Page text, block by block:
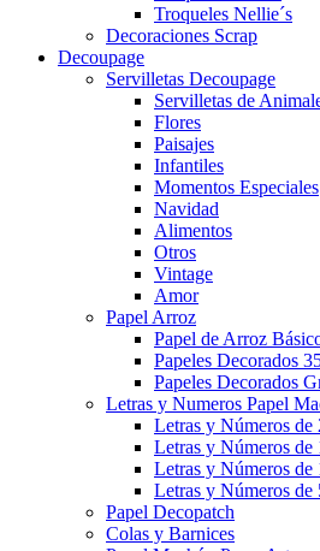
Troqueles Nellie´s
Decoraciones Scrap
Decoupage
Servilletas Decoupage
Servilletas de
Flores
Paisajes
Infantiles
Momentos Especiales
Navidad
Alimentos
Otros
Vintage
Amor
Papel Arroz
Papel de Arroz
Papeles Decorados
Papeles Decorados
Letras y Numeros Papel
Letras y Números de
Letras y Números de
Letras y Números de
Letras y Números de
Papel Decopatch
Colas y Barnices